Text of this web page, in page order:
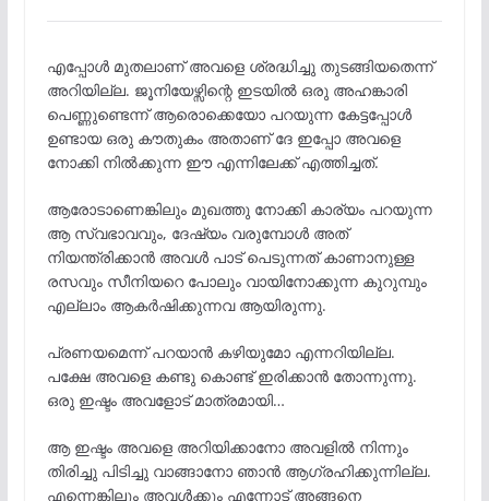
എപ്പോൾ മുതലാണ് അവളെ ശ്രദ്ധിച്ചു തുടങ്ങിയതെന്ന്
അറിയില്ല. ജൂനിയേഴ്സിന്റെ ഇടയിൽ ഒരു അഹങ്കാരി
പെണ്ണുണ്ടെന്ന് ആരൊക്കെയോ പറയുന്ന കേട്ടപ്പോൾ
ഉണ്ടായ ഒരു കൗതുകം അതാണ് ദേ ഇപ്പോ അവളെ
നോക്കി നിൽക്കുന്ന ഈ എന്നിലേക്ക് എത്തിച്ചത്.
ആരോടാണെങ്കിലും മുഖത്തു നോക്കി കാര്യം പറയുന്ന
ആ സ്വഭാവവും, ദേഷ്യം വരുമ്പോൾ അത്
നിയന്ത്രിക്കാൻ അവൾ പാട് പെടുന്നത് കാണാനുള്ള
രസവും സീനിയറെ പോലും വായിനോക്കുന്ന കുറുമ്പും
എല്ലാം ആകർഷിക്കുന്നവ ആയിരുന്നു.
പ്രണയമെന്ന് പറയാൻ കഴിയുമോ എന്നറിയില്ല.
പക്ഷേ അവളെ കണ്ടു കൊണ്ട് ഇരിക്കാൻ തോന്നുന്നു.
ഒരു ഇഷ്ടം അവളോട് മാത്രമായി…
ആ ഇഷ്ടം അവളെ അറിയിക്കാനോ അവളിൽ നിന്നും
തിരിച്ചു പിടിച്ചു വാങ്ങാനോ ഞാൻ ആഗ്രഹിക്കുന്നില്ല.
എന്നെങ്കിലും അവൾക്കും എന്നോട് അങ്ങനെ